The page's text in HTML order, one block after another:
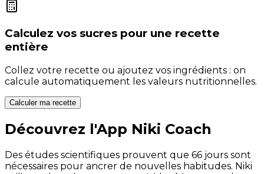
Calculez vos sucres pour une recette
entière
Collez votre recette ou ajoutez vos ingrédients : on
calcule automatiquement les valeurs nutritionnelles.
Calculer ma recette
Découvrez l'App Niki Coach
Des études scientifiques prouvent que 66 jours sont
nécessaires pour ancrer de nouvelles habitudes. Niki